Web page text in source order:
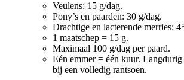
Veulens: 15 g/dag.
Pony’s en paarden: 30 g/dag.
Drachtige en lacterende merries:
1 maatschep = 15 g.
Maximaal 100 g/dag per paard.
Eén emmer = één kuur.
bij een volledig rantsoen.